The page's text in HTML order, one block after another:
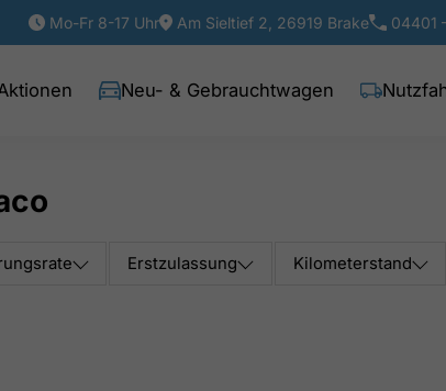
Mo-Fr 8-17 Uhr Am Sieltief 2, 26919 Brake 04401
Neu- & Gebrauchtwagen
Erstzulassung Kilometerstand